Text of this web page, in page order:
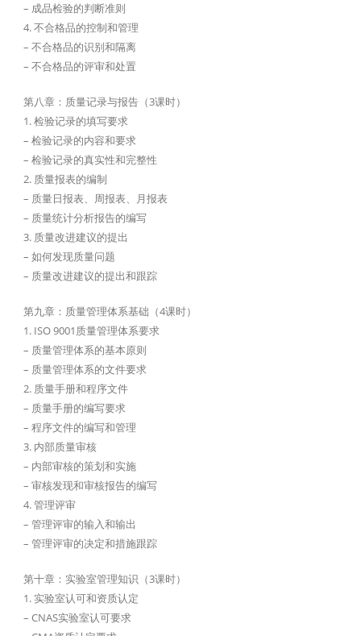
– 成品检验的判断准则
4. 不合格品的控制和管理
– 不合格品的识别和隔离
– 不合格品的评审和处置
第八章：质量记录与报告（3课时）
1. 检验记录的填写要求
– 检验记录的内容和要求
– 检验记录的真实性和完整性
2. 质量报表的编制
– 质量日报表、周报表、月报表
– 质量统计分析报告的编写
3. 质量改进建议的提出
– 如何发现质量问题
– 质量改进建议的提出和跟踪
第九章：质量管理体系基础（4课时）
1. ISO 9001质量管理体系要求
– 质量管理体系的基本原则
– 质量管理体系的文件要求
2. 质量手册和程序文件
– 质量手册的编写要求
– 程序文件的编写和管理
3. 内部质量审核
– 内部审核的策划和实施
– 审核发现和审核报告的编写
4. 管理评审
– 管理评审的输入和输出
– 管理评审的决定和措施跟踪
第十章：实验室管理知识（3课时）
1. 实验室认可和资质认定
– CNAS实验室认可要求